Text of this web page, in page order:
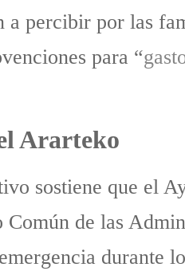
percibir por las
para “
Ararteko
sostiene que el
de las
durante